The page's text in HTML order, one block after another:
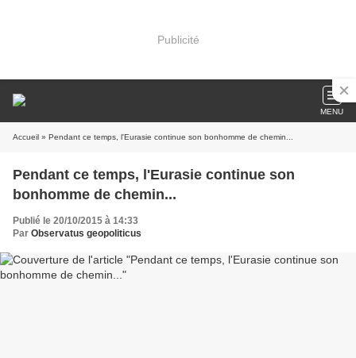
Publicité
MENU
Accueil » Pendant ce temps, l'Eurasie continue son bonhomme de chemin...
Pendant ce temps, l'Eurasie continue son
bonhomme de chemin...
Publié le 20/10/2015 à 14:33
Par Observatus geopoliticus